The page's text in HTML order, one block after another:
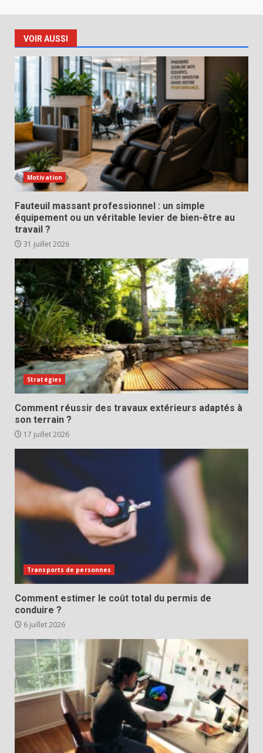
VOIR AUSSI
Motivation
Fauteuil massant professionnel : un simple
équipement ou un véritable levier de bien-être au
travail ?
31 juillet 2026
Stratégies
Comment réussir des travaux extérieurs adaptés à
son terrain ?
17 juillet 2026
Transports de personnes
Comment estimer le coût total du permis de
conduire ?
6 juillet 2026